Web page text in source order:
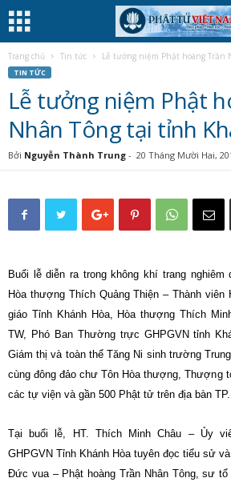
Trang chủ Tin tức Lễ tưởng niệm Phật hoàng Trần
TIN TỨC
Lễ tưởng niệm Phật
Nhân Tông tại tỉnh
Bởi Nguyễn Thành Trung - 20 Tháng Mười Hai,
Buổi lễ diễn ra trong không khí trang
Hòa thượng Thích Quảng Thiện – Thành viên
giáo Tỉnh Khánh Hòa, Hòa thượng Thích
TW, Phó Ban Thường trực GHPGVN tỉnh
Giám thị và toàn thể Tăng Ni sinh trường
cùng đông đảo chư Tôn Hòa thượng, Thượng
các tự viện và gần 500 Phật tử trên địa bàn
Tại buổi lễ, HT. Thích Minh Châu – Ủy
GHPGVN Tỉnh Khánh Hòa tuyên đọc tiểu sử
Đức vua – Phật hoàng Trần Nhân Tông, sư